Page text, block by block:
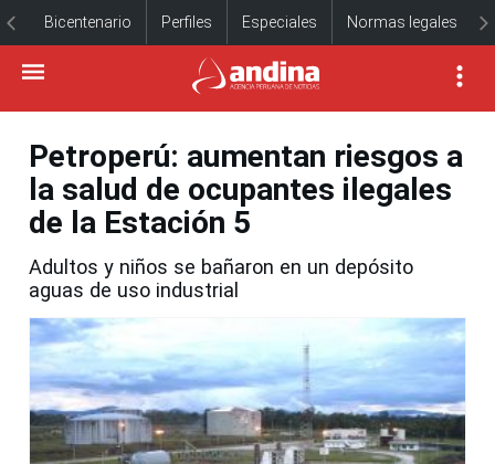
Bicentenario Perfiles Especiales Normas legales
Petroperú: aumentan riesgos a
la salud de ocupantes ilegales
de la Estación 5
Adultos y niños se bañaron en un depósito
aguas de uso industrial